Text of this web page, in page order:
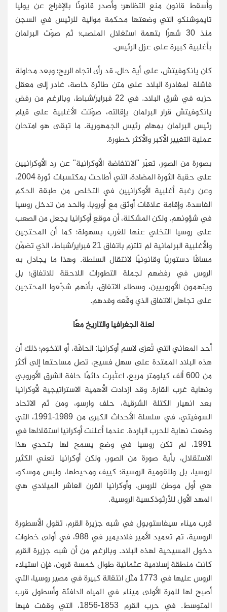
وأسقط قانون منع التظاهر؛ وأصدر قانونًا بالإفراج عن يوليا
تايموشنكو التي وضعتها محكمة موالية للرئيس في السجن
منذ 30 شهرًا بتهمة استغلال المنصب؛ ثم صوّت البرلمان
بأغلبية كبيرة على عزل الرئيس.
كان يانكوفيتش، على أية حال، قد رأى اتجاه الريح؛ وبعد محاولة
فاشلة لمغادرة البلاد على متن طائرة خاصة، غادر إلى معقل
حزبه في شرق البلاد. في 22 فبراير/شباط، وبالرغم من رفض
يانكوفيتش قرار البرلمان بإقالته، صوّتت الأغلبية على قيام
رئيس البرلمان بمهام رئيس الجمهورية. ما تبقى هو امتحان
عملية التغيير الأكبر والأكثر خطورة.
بصورة من الصور، تعبّر "الانتفاضة الأوكرانية" عن رد الأوكرانيين
على حقبة الثورة المضادة، التي أطاحت بمكتسبات ثورة 2004،
وعن رغبة أغلبية الأوكرانيين في التخلص من طبقة الحكم
الفاسدة، وإقامة علاقات أوثق مع أوروبا، والحد من تدخل روسيا
في شؤونهم. ولكن المشكلة، أن موقع أوكرانيا يجعل من الصعب
على روسيا التخلي عنها للغرب بسهولة؛ كما أن المحتجين
والأغلبية البرلمانية لم تلتزم باتفاق 21 فبراير/شباط، الذي تضمّن
مساقًا دستوريًا وقانونيًا لانتقال السلطة. وهذا ما يجادل به
الروس في رفضهم لجملة التطورات اللاحقة للاتفاق؛ بل
ويتهمون الأوروبيين، وسطاء الاتفاق، بأنهم شجّعوا المحتجين
على تجاهل الاتفاق الذي وقّعه وفدهم.
لعنة الجغرافيا والتاريخ معًا
أحد المعاني التي تُعزى لاسم أوكرانيا: الحافّة، أو التخوم؛ ذلك أن
هذه البلاد الممتدة على سهل فسيح، تصل مساحتها إلى أكثر
من 600 ألف كيلومتر مربع، اعتُبرت دائمًا حافة الشرق الأوروبي
ونهاية غرب القارة. وقد ازدادت الأهمية الاستراتيجية لأوكرانيا
بعد انهيار الكتلة الشرقية، حلف وارسو، ومن ثم الاتحاد
السوفيتي، في سلسلة الأحداث الكبرى من 1989-1991، التي
وضعت نهاية للحرب الباردة. عندما أعلنت أوكرانيا استقلالها في
1991، لم تكن روسيا في وضع يسمح لها بتحدي هذا
الاستقلال، بأية صورة من الصور، ولكن أوكرانيا تعني الكثير
لروسيا، بل وللقومية الروسية؛ كييف ومحيطها، وليس موسكو،
هي أول موطن للروس، وأوكرانيا القرن العاشر الميلادي هي
المهد الأول للأرثوذكسية الروسية.
قرب ميناء سيفاستوبول في شبه جزيرة القرم، تقول الأسطورة
الروسية، تم تعميد الأمير فلاديمير في 988، في أولى خطوات
دخول المسيحية لهذه البلاد. وبالرغم من أن شبه جزيرة القرم
كانت منطقة إسلامية عثمانية طوال خمسة قرون، فإن استيلاء
الروس عليها في 1773 مثّل انتقالة كبيرة في مصير روسيا، التي
أصبح لها للمرة الأولى ميناء في المياه الدافئة وأسطول قرب
المتوسط. في حرب القرم 1853-1856، التي وقفت فيها